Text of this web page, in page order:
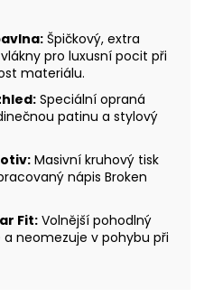
Špičkový, extra
pro luxusní pocit při
materiálu.
Speciální opraná
patinu a stylový
Masivní kruhový tisk
nápis Broken
Fit: Volnější pohodlný
neomezuje v pohybu při